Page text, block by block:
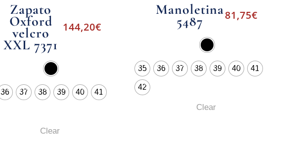
Zapato
Oxford
velcro
XXL 7371
144,20€
36 37 38 39 40 41
Clear
Manoletina
5487 81,75€
35 36 37 38 39 40 41
42
Clear